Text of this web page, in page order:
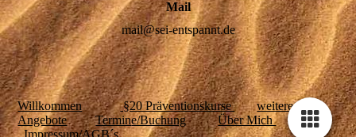
Mail
mail@sei-entspannt.de
Willkommen §20 Präventionskurse
weitere
Angebote
Termine/Buchung
Über Mich
Impressum/AGB´s